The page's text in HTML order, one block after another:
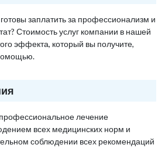
заплатить за профессионализм и
Стоимость услуг компании в нашей
эффекта, который вы получите,
лечение
всех медицинских норм и
соблюдении всех рекомендаций